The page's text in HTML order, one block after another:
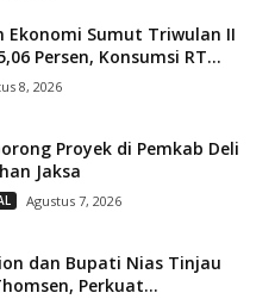
Ekonomi Sumut Triwulan II
Persen, Konsumsi RT...
8, 2026
Proyek di Pemkab Deli
Jaksa
Agustus 7, 2026
dan Bupati Nias Tinjau
Perkuat...